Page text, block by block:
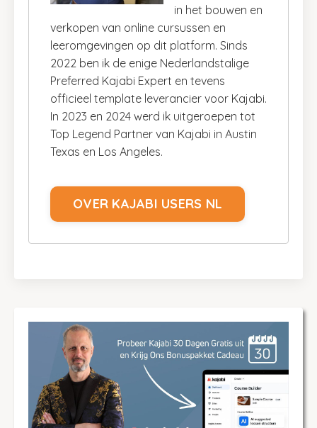
in het bouwen en
verkopen van online cursussen en
leeromgevingen op dit platform. Sinds
2022 ben ik de enige Nederlandstalige
Preferred Kajabi Expert en tevens
officieel template leverancier voor Kajabi.
In 2023 en 2024 werd ik uitgeroepen tot
Top Legend Partner van Kajabi in Austin
Texas en Los Angeles.
OVER KAJABI USERS NL